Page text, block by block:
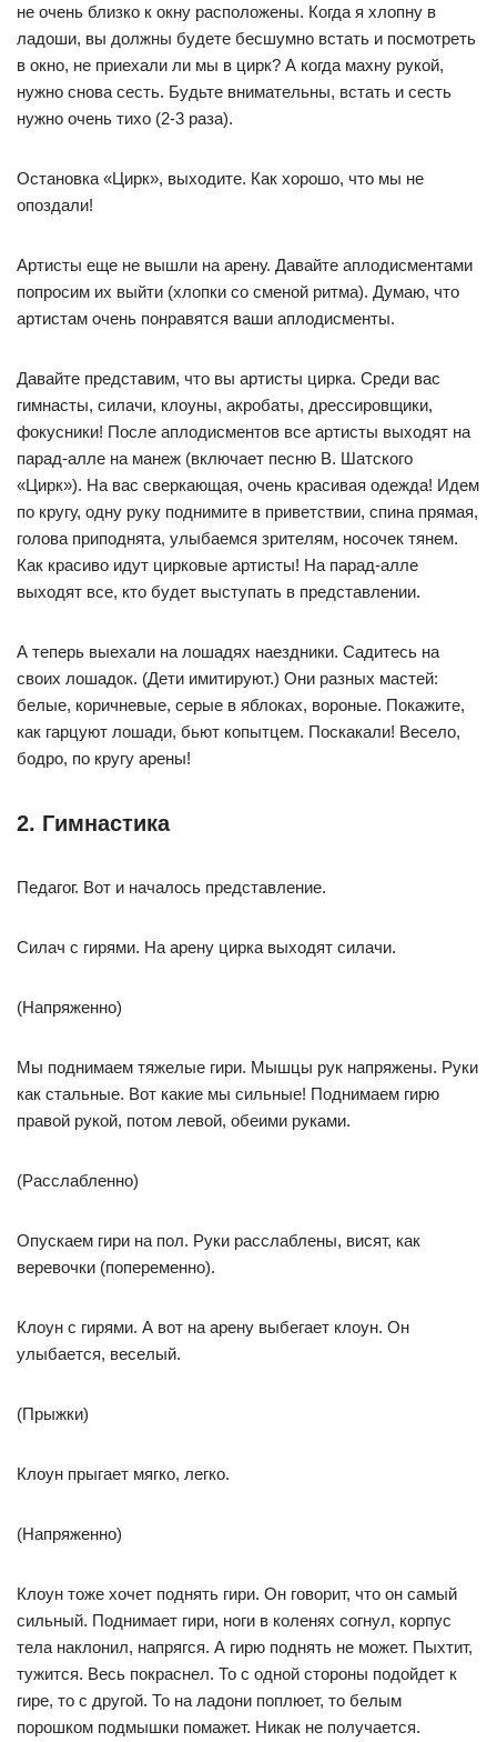
не очень близко к окну расположены. Когда я хлопну в
ладоши, вы должны будете бесшумно встать и посмотреть
в окно, не приехали ли мы в цирк? А когда махну рукой,
нужно снова сесть. Будьте внимательны, встать и сесть
нужно очень тихо (2-3 раза).
Остановка «Цирк», выходите. Как хорошо, что мы не
опоздали!
Артисты еще не вышли на арену. Давайте аплодисментами
попросим их выйти (хлопки со сменой ритма). Думаю, что
артистам очень понравятся ваши аплодисменты.
Давайте представим, что вы артисты цирка. Среди вас
гимнасты, силачи, клоуны, акробаты, дрессировщики,
фокусники! После аплодисментов все артисты выходят на
парад-алле на манеж (включает песню В. Шатского
«Цирк»). На вас сверкающая, очень красивая одежда! Идем
по кругу, одну руку поднимите в приветствии, спина прямая,
голова приподнята, улыбаемся зрителям, носочек тянем.
Как красиво идут цирковые артисты! На парад-алле
выходят все, кто будет выступать в представлении.
А теперь выехали на лошадях наездники. Садитесь на
своих лошадок. (Дети имитируют.) Они разных мастей:
белые, коричневые, серые в яблоках, вороные. Покажите,
как гарцуют лошади, бьют копытцем. Поскакали! Весело,
бодро, по кругу арены!
2. Гимнастика
Педагог. Вот и началось представление.
Силач с гирями. На арену цирка выходят силачи.
(Напряженно)
Мы поднимаем тяжелые гири. Мышцы рук напряжены. Руки
как стальные. Вот какие мы сильные! Поднимаем гирю
правой рукой, потом левой, обеими руками.
(Расслабленно)
Опускаем гири на пол. Руки расслаблены, висят, как
веревочки (попеременно).
Клоун с гирями. А вот на арену выбегает клоун. Он
улыбается, веселый.
(Прыжки)
Клоун прыгает мягко, легко.
(Напряженно)
Клоун тоже хочет поднять гири. Он говорит, что он самый
сильный. Поднимает гири, ноги в коленях согнул, корпус
тела наклонил, напрягся. А гирю поднять не может. Пыхтит,
тужится. Весь покраснел. То с одной стороны подойдет к
гире, то с другой. То на ладони поплюет, то белым
порошком подмышки помажет. Никак не получается.